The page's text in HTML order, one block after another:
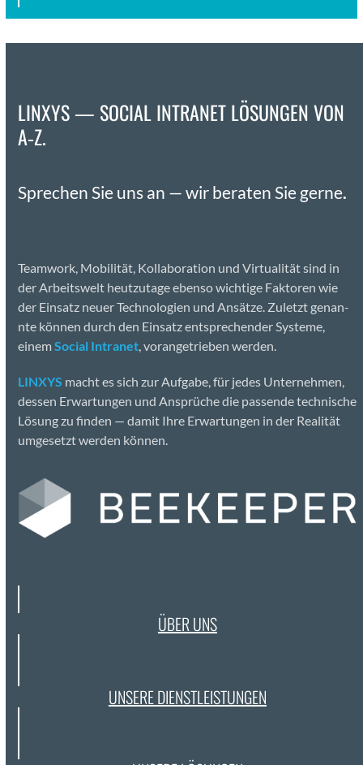
LINXYS — SOCIAL INTRANET LÖSUNGEN VON
A‑Z.
Sprechen Sie uns an — wir berat­en Sie gerne.
Team­work, Mobil­ität, Kol­lab­o­ra­tion und Vir­tu­al­ität sind in
der Arbeitswelt heutzu­tage eben­so wichtige Fak­toren wie
der Ein­satz neuer Tech­nolo­gien und Ansätze. Zulet­zt genan­
nte kön­nen durch den Ein­satz entsprechen­der Sys­teme,
einemSocial Intranet , vor­angetrieben wer­den.
LINXYS macht es sich zur Auf­gabe, für jedes Unternehmen,
dessen Erwartun­gen und Ansprüche die passende tech­nis­che
Lösung zu find­en — damit Ihre Erwartun­gen in der Real­ität
umge­set­zt wer­den kön­nen.
ÜBER UNS
UNSERE DIEN­STLEIS­TUN­GEN